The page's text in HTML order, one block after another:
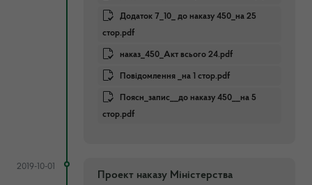
Додаток 7_10_ до наказу 450_на 25
стор.pdf
наказ_450_Акт всього 24.pdf
Повідомлення _на 1 стор.pdf
Поясн_запис__до наказу 450__на 5
стор.pdf
2019-10-01
Проект наказу Міністерства